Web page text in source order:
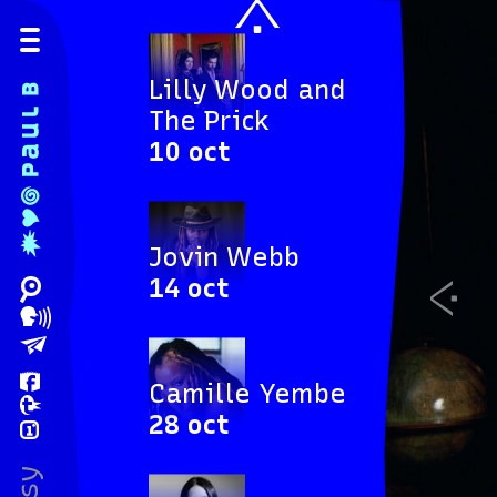
Lilly Wood and
The Prick
10 oct
Jovin Webb
14 oct
Camille Yembe
28 oct